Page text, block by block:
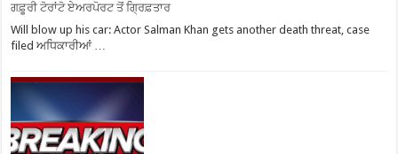
ਗਫ਼ੂਰੀ ਟੋਰਾਂਟੋ ਏਅਰਪੋਰਟ ਤੋਂ ਗ੍ਰਿਫ਼ਤਾਰ
Will blow up his car: Actor Salman Khan gets another death threat, case
filed ਅਧਿਕਾਰੀਆਂ …